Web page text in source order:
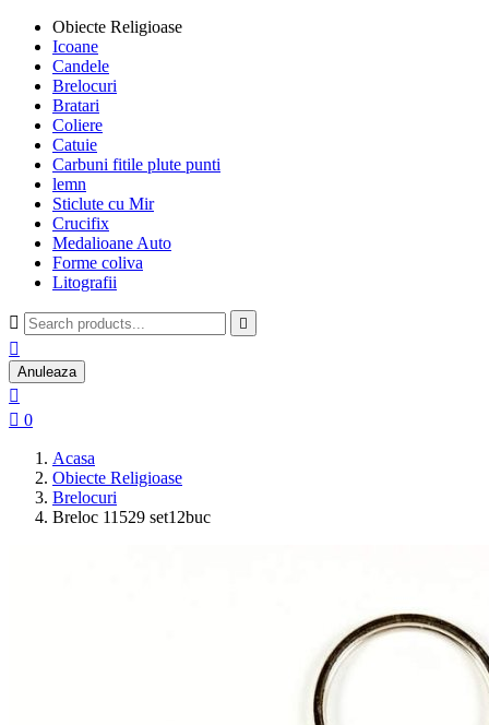
Obiecte Religioase
Icoane
Candele
Brelocuri
Bratari
Coliere
Catuie
Carbuni fitile plute punti
lemn
Sticlute cu Mir
Crucifix
Medalioane Auto
Forme coliva
Litografii
 

Anuleaza

 0
Acasa
Obiecte Religioase
Brelocuri
Breloc 11529 set12buc